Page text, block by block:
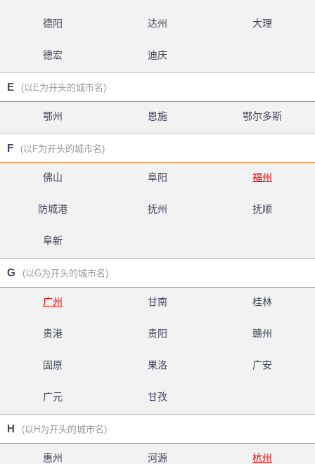
德阳 达州 大理
德宏 迪庆
E (以E为开头的城市名)
鄂州 恩施 鄂尔多斯
F (以F为开头的城市名)
佛山 阜阳 福州
防城港 抚州 抚顺
阜新
G (以G为开头的城市名)
广州 甘南 桂林
贵港 贵阳 赣州
固原 果洛 广安
广元 甘孜
H (以H为开头的城市名)
惠州 河源 杭州